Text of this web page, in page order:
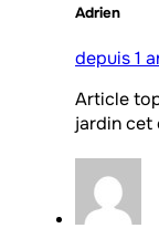
Adrien
depuis 1
Article
jardin cet